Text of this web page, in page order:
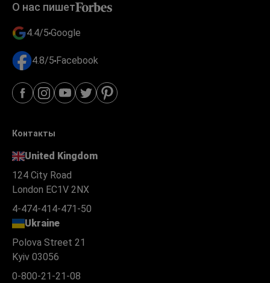
О нас пишет
4.4/5 Google
4.8/5 Facebook
Контакты
United Kingdom
124 City Road
London EC1V 2NX
4-474-414-471-50
Ukraine
Polova Street 21
Kyiv 03056
0-800-21-21-08